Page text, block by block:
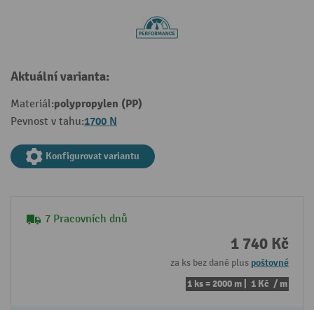
Aktuální varianta:
Materiál:polypropylen (PP)
Pevnost v tahu:1700 N
Konfigurovat variantu
7 Pracovních dnů
1 740 Kč
za ks bez daně plus poštovné
1 ks = 2000 m | 1 Kč / m